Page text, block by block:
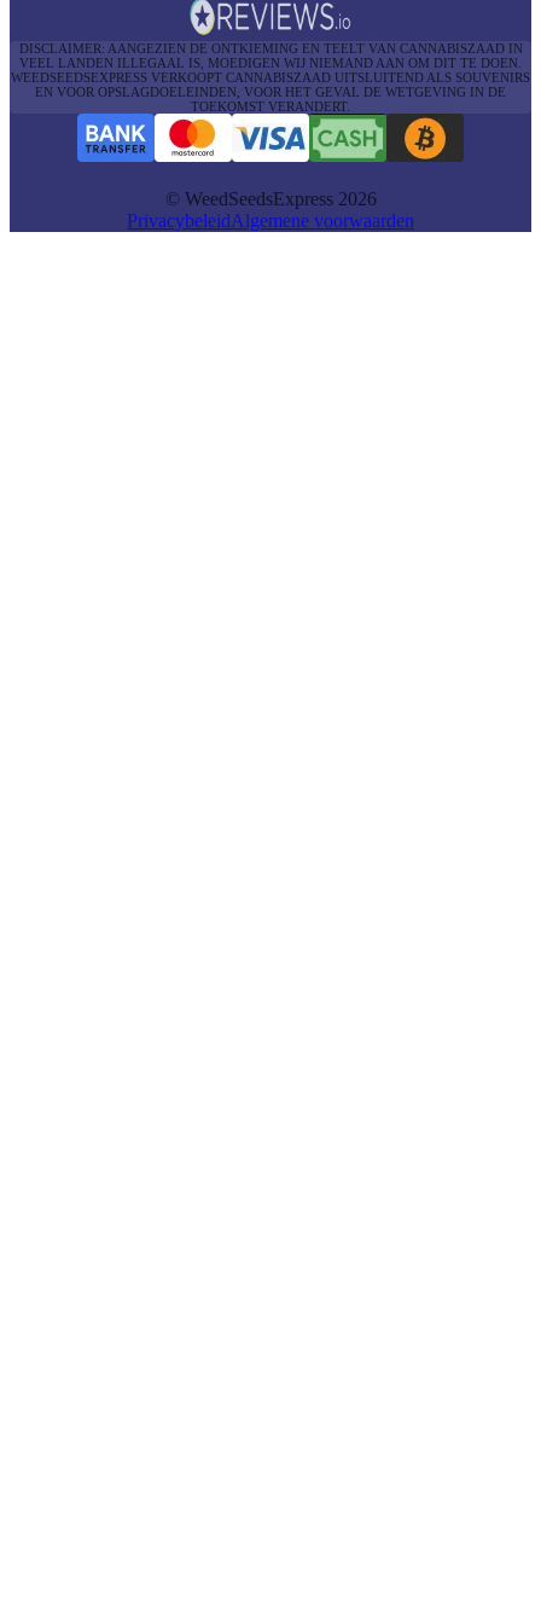
DISCLAIMER: AANGEZIEN DE ONTKIEMING EN TEELT VAN CANNABISZAAD IN
VEEL LANDEN ILLEGAAL IS, MOEDIGEN WIJ NIEMAND AAN OM DIT TE DOEN.
WEEDSEEDSEXPRESS VERKOOPT CANNABISZAAD UITSLUITEND ALS SOUVENIRS
EN VOOR OPSLAGDOELEINDEN, VOOR HET GEVAL DE WETGEVING IN DE
TOEKOMST VERANDERT.
© WeedSeedsExpress 2026
PrivacybeleidAlgemene voorwaarden